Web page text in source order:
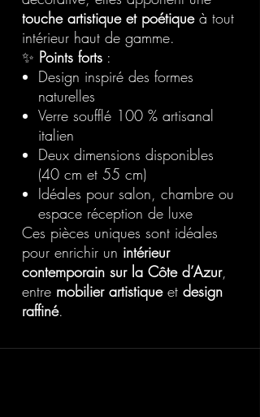
touche artistique et poétiqueà tout
intérieur haut de gamme.
✨ Points forts :
Design inspiré des formes
naturelles
Verre soufflé 100 % artisanal
italien
Deux dimensions disponibles
(40 cm et 55 cm)
Idéales pour salon, chambre ou
espace réception de luxe
Ces pièces uniques sont idéales
pour enrichir un intérieur
contemporain sur la Côte d’Azur,
entre mobilier artistiqueet design
raffiné.